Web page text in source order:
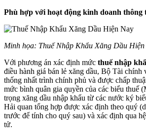
Phù hợp với hoạt động kinh doanh thông
Minh họa: Thuế Nhập Khẩu Xăng Dầu Hiện
Với phương án xác định mức thuế nhập
điều hành giá bán lẻ xăng dầu, Bộ Tài chính
thống nhất trình chính phủ và được chấp
mức bình quân gia quyền của các biểu thuế
trọng xăng dầu nhập khẩu từ các nước ký
Hải quan tổng hợp được xác định theo quý
trước để tính cho quý sau) và xác định qua
tử.